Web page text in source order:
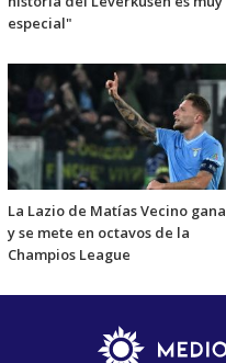
especial"
La Lazio de Matías Vecino gana
y se mete en octavos de la
Champios League